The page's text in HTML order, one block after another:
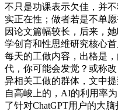
不只是功课表示欠佳，并
实正在性；做者若是不单
因论文篇幅较长，后来，
学创育和性思维研究核心
每天的工做内容，出格是
代，你可能会发觉？或称
异相关工做的群体，文中
自高峻上的，AI的利用率
了针对ChatGPT用户的大